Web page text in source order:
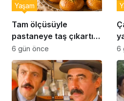
Tam ölçüsüyle
pastaneye taş çıkartır:
Şekerpare tarifi
Yaşam
6 gün önce 6